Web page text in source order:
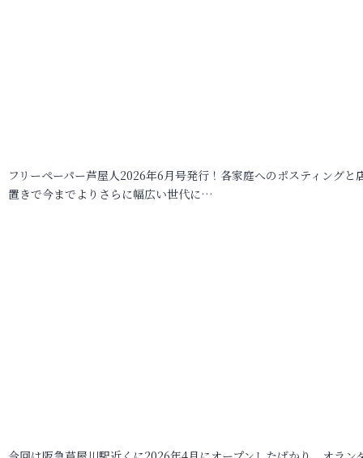
フリーペーパー芦屋人2026年6月号発行！各家庭へのポスティングと
置きで今までよりさらに幅広い世代に…